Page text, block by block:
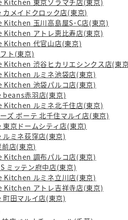
Kitchen 東京ソラマチ店(東京)
メイドクロック店(東京)
Kitchen 玉川高島屋S･C店(東京)
Kitchen アトレ恵比寿店(東京)
Kitchen 代官山店(東京)
ト(東京)
Kitchen 渋谷ヒカリエシンクス店(東
Kitchen ルミネ池袋店(東京)
Kitchen 池袋パルコ店(東京)
beans赤羽店(東京)
Kitchen ルミネ北千住店(東京)
ズ ボーテ 北千住マルイ店(東京)
京ドームシティ店(東京)
ミネ荻窪店(東京)
店(東京)
Kitchen 調布パルコ店(東京)
ミッテン府中店(東京)
Kitchen ルミネ立川店(東京)
Kitchen アトレ吉祥寺店(東京)
田マルイ店(東京)